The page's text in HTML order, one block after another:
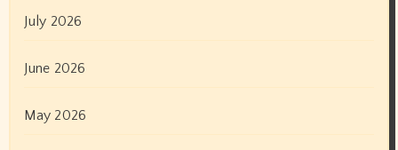
July 2026
June 2026
May 2026